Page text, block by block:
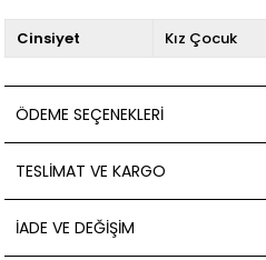
Cinsiyet Kız Çocuk
ÖDEME SEÇENEKLERI
TESLIMAT VE KARGO
İADE VE DEĞIŞIM